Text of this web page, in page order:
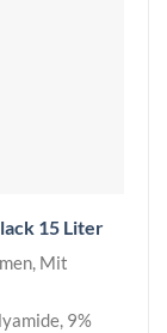
15 Liter
Mit
9%